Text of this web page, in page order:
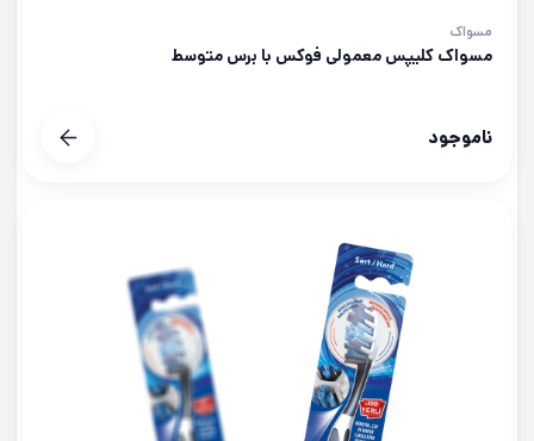
مسواک
مسواک کلیپس معمولی فوکس با برس متوسط
ناموجود